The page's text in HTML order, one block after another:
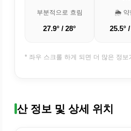
부분적으로 흐림
27.9° / 28°
🌦️ 약
25.5°
* 좌우 스크롤 하게 되면 더 많은 정보
산 정보 및 상세 위치